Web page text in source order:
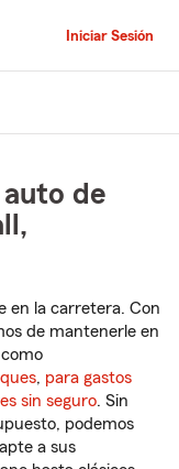
Iniciar Sesión
de
en la carretera. Con
de mantenerle en
como
, para gastos
sin seguro. Sin
podemos
a sus